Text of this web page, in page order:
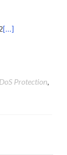
[…]
Protection,